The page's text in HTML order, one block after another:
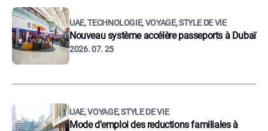
UAE, TECHNOLOGIE, VOYAGE, STYLE DE VIE
Nouveau système accélère passeports à Dubaï
2026. 07. 25
UAE, VOYAGE, STYLE DE VIE
Mode d'emploi des reductions familiales à